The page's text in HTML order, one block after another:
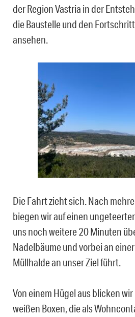
der Region Vastria in der
die Baustelle und den
ansehen.
Die Fahrt zieht sich. Nach
biegen wir auf einen
uns noch weitere 20 Minuten
Nadelbäume und vorbei an
Müllhalde an unser Ziel führt.
Von einem Hügel aus blicken
weißen Boxen, die als